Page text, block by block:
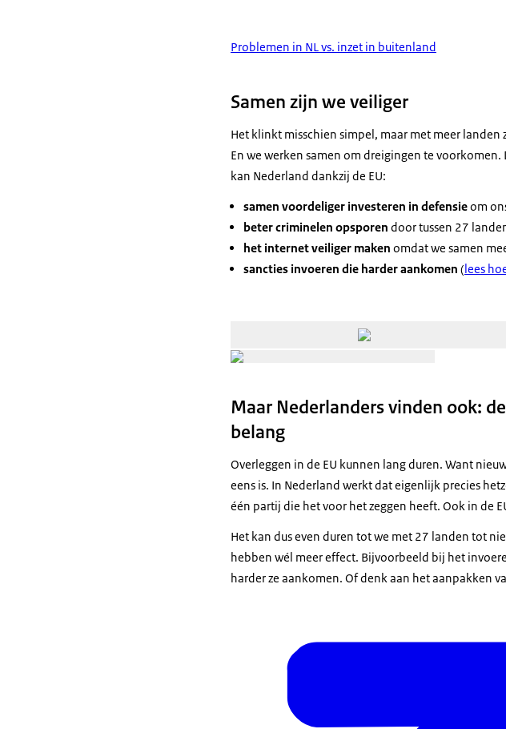
Problemen in NL vs. inzet in buitenland
Samen zijn we veiliger
Het klinkt misschien simpel, maar met meer
En we werken samen om dreigingen te
kan Nederland dankzij de EU:
samen voordeliger investeren in defensieom
beter criminelen opsporen door tussen 27
het internet veiliger maken omdat we samen
sancties invoeren die harder aankomen (lees
Maar Nederlanders vinden ook:
belang
Overleggen in de EU kunnen lang duren. Want
eens is. In Nederland werkt dat eigenlijk precies
één partij die het voor het zeggen heeft. Ook in de
Het kan dus even duren tot we met 27 landen tot
hebben wél meer effect. Bijvoorbeeld bij het
harder ze aankomen. Of denk aan het aanpakken